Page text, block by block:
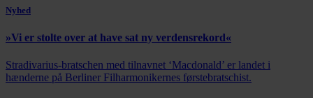
Nyhed
»Vi er stolte over at have sat ny verdensrekord«
Stradivarius-bratschen med tilnavnet ‘Macdonald’ er landet i
hænderne på Berliner Filharmonikernes førstebratschist.